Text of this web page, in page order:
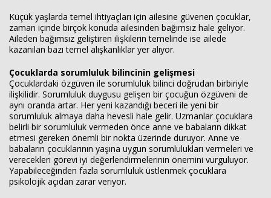
Küçük yaşlarda temel ihtiyaçları için ailesine güvenen çocuklar,
zaman içinde birçok konuda ailesinden bağımsız hale geliyor.
Aileden bağımsız geliştiren ilişkilerin temelinde ise ailede
kazanılan bazı temel alışkanlıklar yer alıyor.
Çocuklarda sorumluluk bilincinin gelişmesi
Çocuklardaki özgüven ile sorumluluk bilinci doğrudan birbiriyle
ilişkilidir. Sorumluluk duygusu gelişen bir çocuğun özgüveni de
aynı oranda artar. Her yeni kazandığı beceri ile yeni bir
sorumluluk almaya daha hevesli hale gelir. Uzmanlar çocuklara
belirli bir sorumluluk vermeden önce anne ve babaların dikkat
etmesi gereken önemli bir nokta üzerinde duruyor. Anne ve
babaların çocuklarının yaşına uygun sorumlulukları vermeleri ve
verecekleri görevi iyi değerlendirmelerinin önemini vurguluyor.
Yapabileceğinden fazla sorumluluk üstlenmek çocuklara
psikolojik açıdan zarar veriyor.